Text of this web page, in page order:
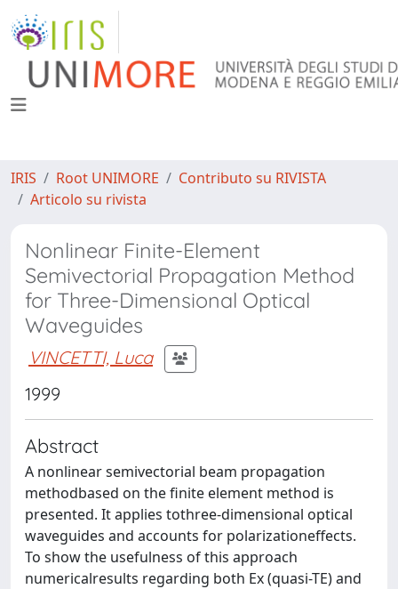
IRIS Root UNIMORE
Contributo su RIVISTA
Articolo su rivista
Nonlinear Finite-Element
Semivectorial Propagation Method
for Three-Dimensional Optical
Waveguides
VINCETTI, Luca
1999
Abstract
A nonlinear semivectorial beam propagation
methodbased on the finite element method is
presented. It applies tothree-dimensional optical
waveguides and accounts for polarizationeffects.
To show the usefulness of this approach
numericalresults regarding both Ex (quasi-TE) and